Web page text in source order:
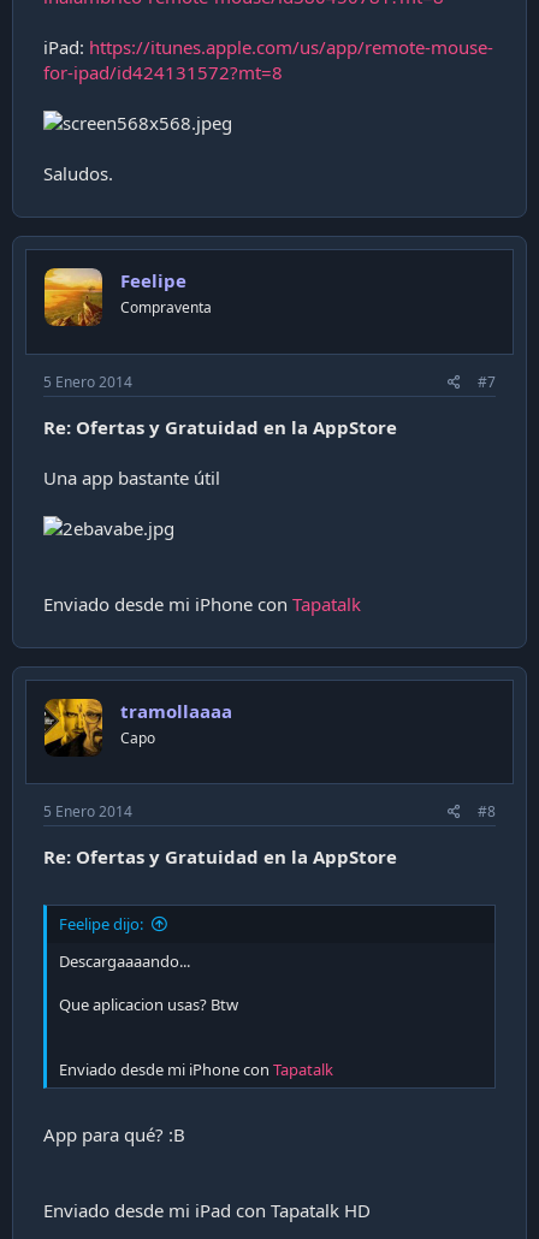
iPad: https://itunes.apple.com/us/app/remote-mouse-
for-ipad/id424131572?mt=8
Saludos.
Feelipe
Compraventa
5 Enero 2014 #7
Re: Ofertas y Gratuidad en la AppStore
Una app bastante útil
Enviado desde mi iPhone con Tapatalk
tramollaaaa
Capo
5 Enero 2014 #8
Re: Ofertas y Gratuidad en la AppStore
Feelipe dijo:
Descargaaaando...
Que aplicacion usas? Btw
Enviado desde mi iPhone con Tapatalk
App para qué? :B
Enviado desde mi iPad con Tapatalk HD